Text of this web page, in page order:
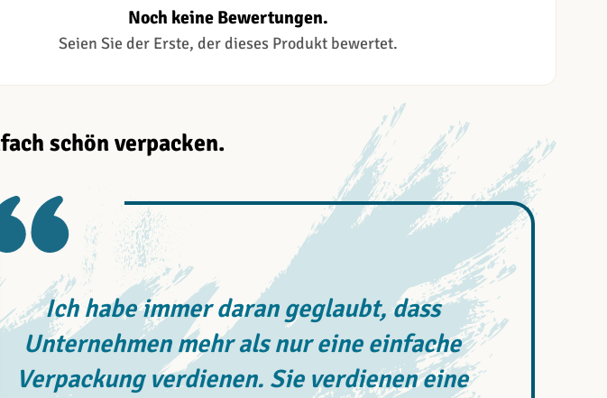
Noch keine Bewertungen.
Seien Sie der Erste, der dieses Produkt bewertet.
schön verpacken.
Ich habe immer daran geglaubt, dass
Unternehmen mehr als nur eine einfache
Verpackung verdienen. Sie verdienen eine